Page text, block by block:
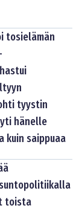
tosielämän
tyystin
hänelle
kuin saippuaa
toista